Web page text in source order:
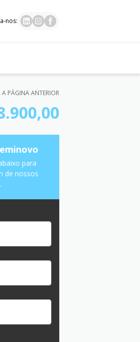
nos:
PÁGINA ANTERIOR
para
de nossos